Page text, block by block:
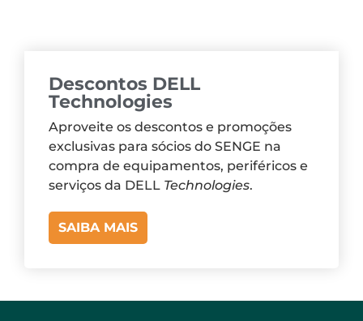
Descontos DELL
Technologies
Aproveite os descontos e promoções
exclusivas para sócios do SENGE na
compra de equipamentos, periféricos e
serviços da DELL Technologies.
SAIBA MAIS